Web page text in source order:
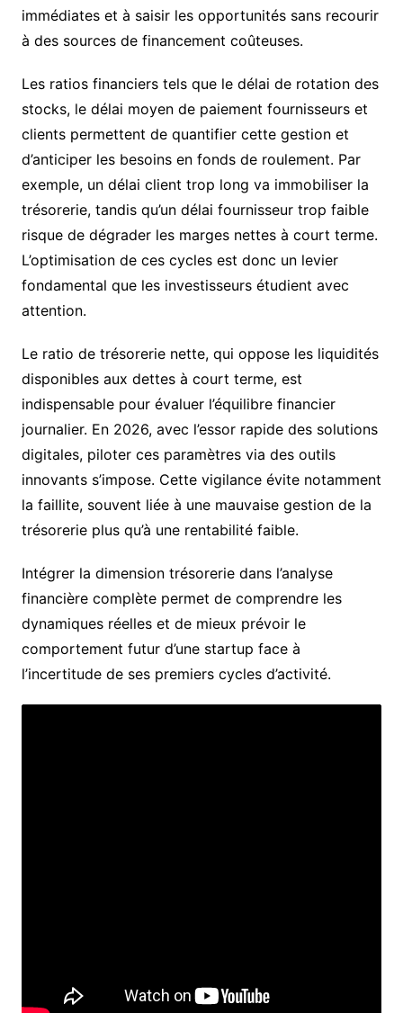
immédiates et à saisir les opportunités sans recourir
à des sources de financement coûteuses.
Les ratios financiers tels que le délai de rotation des
stocks, le délai moyen de paiement fournisseurs et
clients permettent de quantifier cette gestion et
d’anticiper les besoins en fonds de roulement. Par
exemple, un délai client trop long va immobiliser la
trésorerie, tandis qu’un délai fournisseur trop faible
risque de dégrader les marges nettes à court terme.
L’optimisation de ces cycles est donc un levier
fondamental que les investisseurs étudient avec
attention.
Le ratio de trésorerie nette, qui oppose les liquidités
disponibles aux dettes à court terme, est
indispensable pour évaluer l’équilibre financier
journalier. En 2026, avec l’essor rapide des solutions
digitales, piloter ces paramètres via des outils
innovants s’impose. Cette vigilance évite notamment
la faillite, souvent liée à une mauvaise gestion de la
trésorerie plus qu’à une rentabilité faible.
Intégrer la dimension trésorerie dans l’analyse
financière complète permet de comprendre les
dynamiques réelles et de mieux prévoir le
comportement futur d’une startup face à
l’incertitude de ses premiers cycles d’activité.